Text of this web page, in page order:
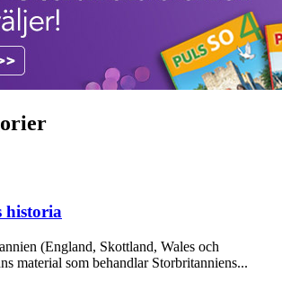
historia
(England, Skottland, Wales och
material som behandlar Storbritanniens...